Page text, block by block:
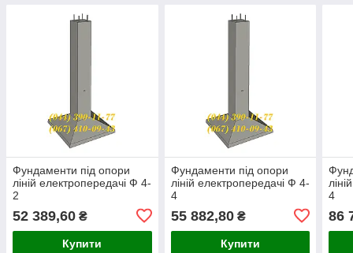
Фундаменти під опори
ліній електропередачі Ф 4-
2
52 389,60 ₴
Купити
Фундаменти під опори
ліній електропередачі Ф 4-
4
55 882,80₴
Купити
4
86